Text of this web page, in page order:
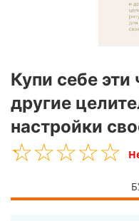
Купи себе
другие
настройки
☆☆☆☆☆
★★★★★